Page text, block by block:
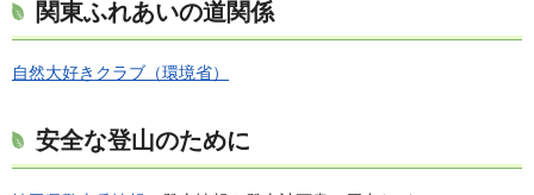
関東ふれあいの道関係
自然大好きクラブ（環境省）
安全な登山のために